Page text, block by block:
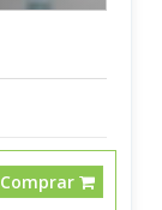
Comprar